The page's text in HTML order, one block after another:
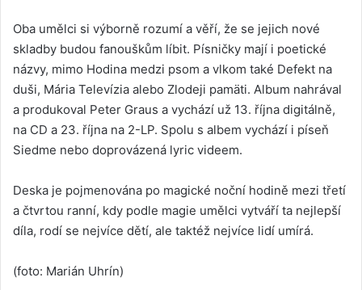
Oba umělci si výborně rozumí a věří, že se jejich nové
skladby budou fanouškům líbit. Písničky mají i poetické
názvy, mimo Hodina medzi psom a vlkom také Defekt na
duši, Mária Televízia alebo Zlodeji pamäti. Album nahrával
a produkoval Peter Graus a vychází už 13. října digitálně,
na CD a 23. října na 2-LP. Spolu s albem vychází i píseň
Siedme nebo doprovázená lyric videem.
Deska je pojmenována po magické noční hodině mezi třetí
a čtvrtou ranní, kdy podle magie umělci vytváří ta nejlepší
díla, rodí se nejvíce dětí, ale taktéž nejvíce lidí umírá.
(foto: Marián Uhrín)